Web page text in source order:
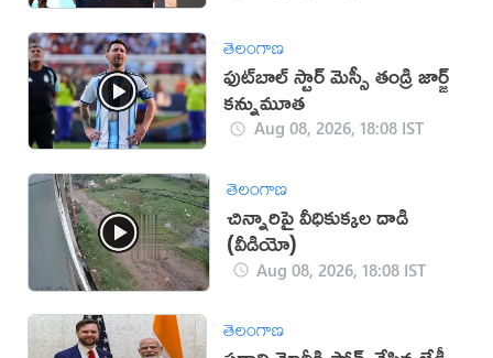
తెలంగాణ
ఫుట్‌బాల్ స్టార్ మెస్సీ తండ్రి జార్జ్
కన్నుమూత
Aug 08, 2026, 18:08 IST
తెలంగాణ
చిన్నారిపై వీధికుక్కల దాడి
(వీడియో)
Aug 08, 2026, 18:08 IST
తెలంగాణ